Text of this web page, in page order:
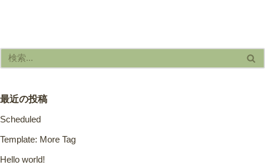
最近の投稿
Scheduled
Template: More Tag
Hello world!